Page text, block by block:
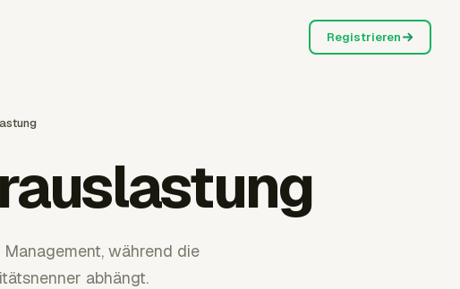
Registrieren
während die
abhängt.